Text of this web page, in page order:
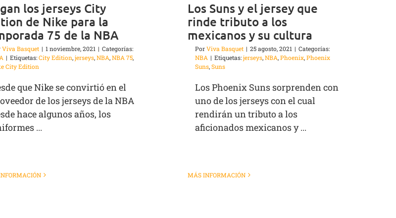
los jerseys City
de Nike para la
75 de la NBA
Viva Basquet | 1 noviembre, 2021 | Categorías:
| Etiquetas:City Edition,jerseys,NBA,NBA 75,
City Edition
que Nike se convirtió en el
de los jerseys de la NBA
hace algunos años, los
...
Los Suns y el jersey que
rinde tributo a los
mexicanos y su cultura
PorViva Basquet | 25 agosto, 2021 | Categorías:
NBA | Etiquetas:jerseys,NBA,Phoenix,Phoenix
Suns,Suns
Los Phoenix Suns sorprenden con
uno de los jerseys con el cual
rendirán un tributo a los
aficionados mexicanos y ...
MÁS INFORMACIÓN